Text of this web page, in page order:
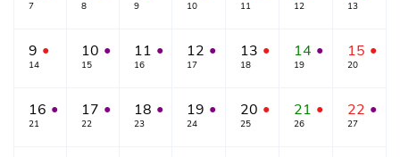
7 8 9 10 11 12 13
9 ●
14
10 ●
15
11 ●
16
12 ●
17
13 ●
18
14 ●
19
15 ●
20
16 ●
21
17 ●
22
18 ●
23
19 ●
24
20 ●
25
21 ●
26
22 ●
27